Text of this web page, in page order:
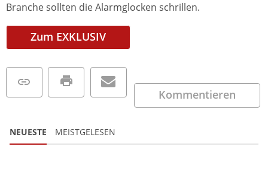
Branche sollten die Alarmglocken schrillen.
Zum EXKLUSIV
Kommentieren
NEUESTE MEISTGELESEN